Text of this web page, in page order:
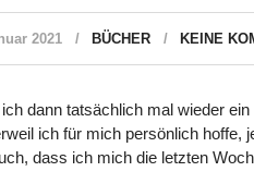
2021 BÜCHER KEINE
dann tatsächlich mal wieder
ich für mich persönlich
dass ich mich die letzten